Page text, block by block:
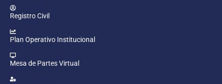
Registro Civil
Plan Operativo Institucional
Mesa de Partes Virtual